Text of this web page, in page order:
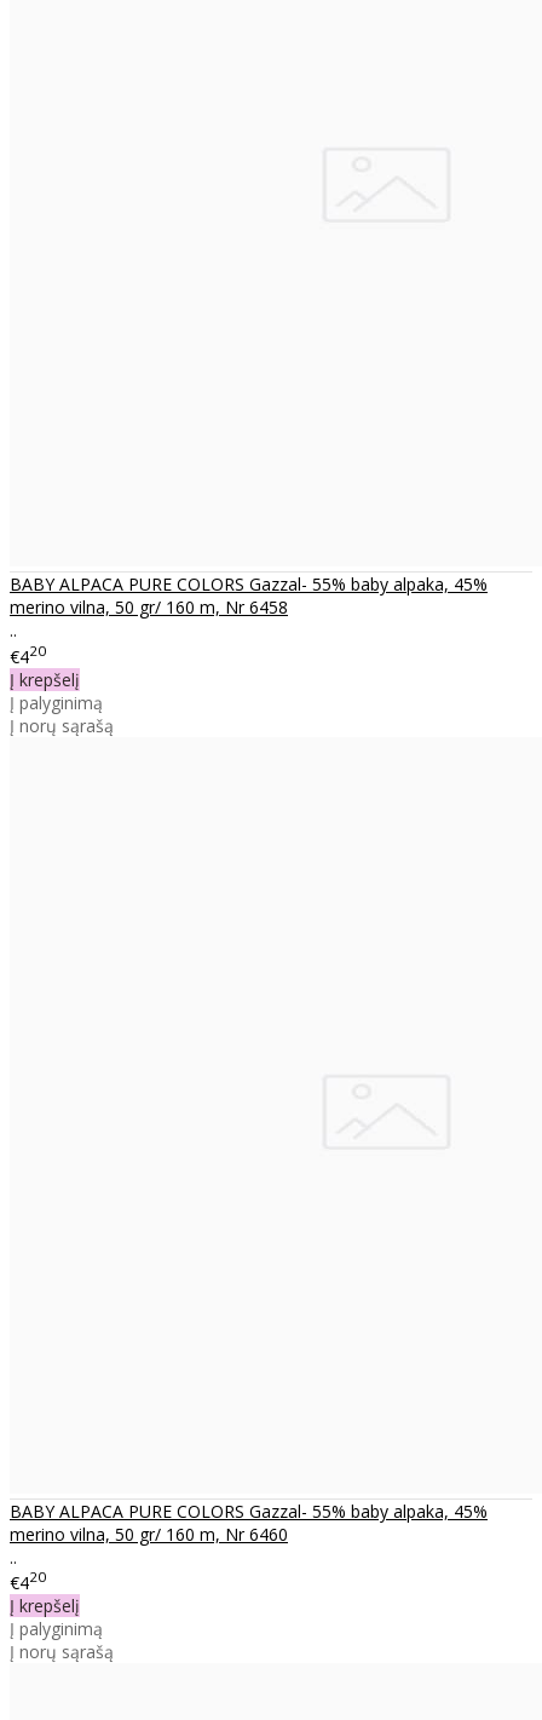
BABY ALPACA PURE COLORS Gazzal- 55% baby alpaka, 45%
merino vilna, 50 gr/ 160 m, Nr 6458
..
€420
Į krepšelį
Į palyginimą
Į norų sąrašą
BABY ALPACA PURE COLORS Gazzal- 55% baby alpaka, 45%
merino vilna, 50 gr/ 160 m, Nr 6460
..
€420
Į krepšelį
Į palyginimą
Į norų sąrašą